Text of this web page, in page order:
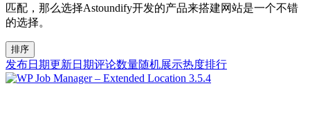
匹配，那么选择Astoundify开发的产品来搭建网站是一个不错
的选择。
排序
发布日期更新日期评论数量随机展示热度排行